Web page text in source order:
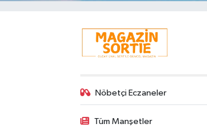
Nöbetçi Eczaneler
Tüm Manşetler